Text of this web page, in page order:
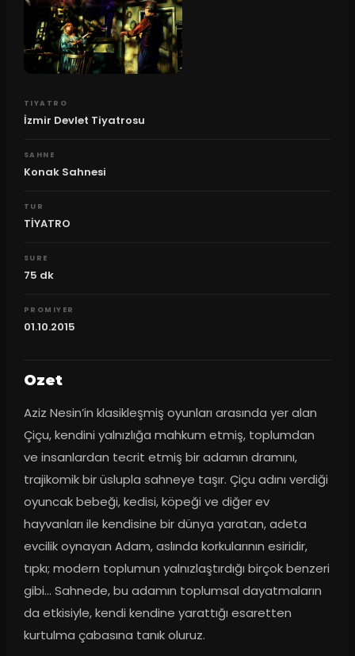
TIYATRO
İzmir Devlet Tiyatrosu
SAHNE
Konak Sahnesi
TUR
TİYATRO
SURE
75 dk
PROMIYER
01.10.2015
Ozet
Aziz Nesin’in klasikleşmiş oyunları arasında yer alan
Çiçu, kendini yalnızlığa mahkum etmiş, toplumdan
ve insanlardan tecrit etmiş bir adamın dramını,
trajikomik bir üslupla sahneye taşır. Çiçu adını verdiği
oyuncak bebeği, kedisi, köpeği ve diğer ev
hayvanları ile kendisine bir dünya yaratan, adeta
evcilik oynayan Adam, aslında korkularının esiridir,
tıpkı; modern toplumun yalnızlaştırdığı birçok benzeri
gibi… Sahnede, bu adamın toplumsal dayatmaların
da etkisiyle, kendi kendine yarattığı esaretten
kurtulma çabasına tanık oluruz.